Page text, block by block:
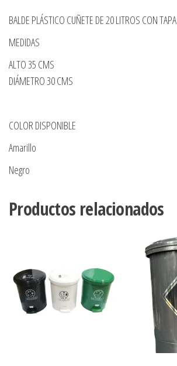
BALDE PLÁSTICO CUÑETE DE 20 LITROS CON TAPA
MEDIDAS
ALTO 35 CMS
DIÁMETRO 30 CMS
COLOR DISPONIBLE
Amarillo
Negro
Productos relacionados